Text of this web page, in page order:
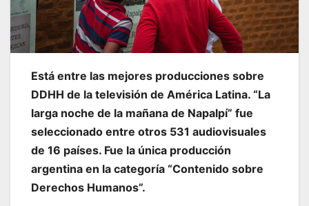
Está entre las mejores producciones sobre
DDHH de la televisión de América Latina. “La
larga noche de la mañana de Napalpí” fue
seleccionado entre otros 531 audiovisuales
de 16 países. Fue la única producción
argentina en la categoría “Contenido sobre
Derechos Humanos”.